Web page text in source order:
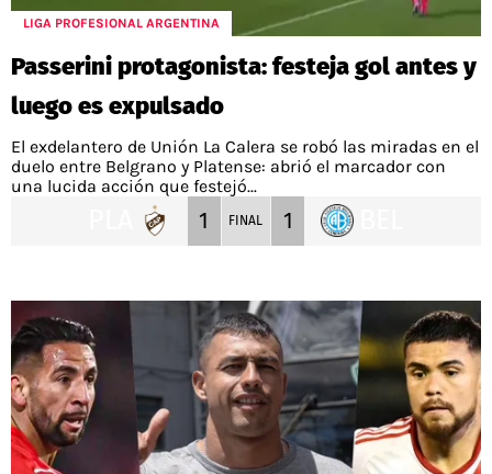
LIGA PROFESIONAL ARGENTINA
Passerini protagonista: festeja gol antes y
luego es expulsado
El exdelantero de Unión La Calera se robó las miradas en el
duelo entre Belgrano y Platense: abrió el marcador con
una lucida acción que festejó...
1 FINAL 1